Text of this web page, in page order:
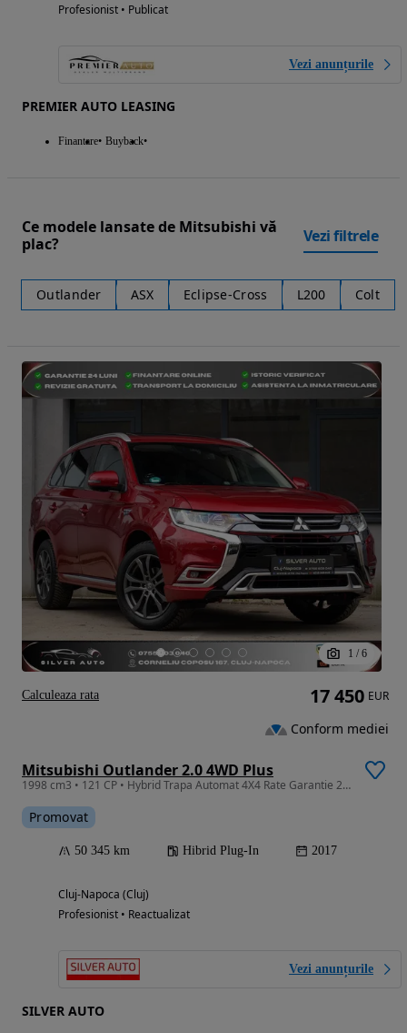
Profesionist • Publicat
Vezi anunțurile
PREMIER AUTO LEASING
Finantare Buyback
Ce modele lansate de Mitsubishi vă
plac?
Vezi filtrele
Outlander ASX Eclipse-Cross L200 Colt
1 / 6
Mitsubishi Outlander 2.0 4WD Plus
1998 cm3 • 121 CP • Hybrid Trapa Automat 4X4 Rate Garantie 2 ANI
Promovat
50 345 km Hibrid Plug-In 2017
Cluj-Napoca (Cluj)
Profesionist • Reactualizat
Vezi anunțurile
SILVER AUTO
17 450 EUR
Conform mediei
Calculeaza rata